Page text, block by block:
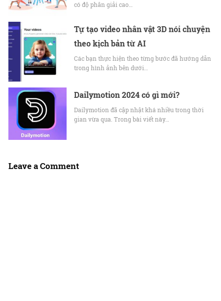
có độ phân giải cao…
Tự tạo video nhân vật 3D nói chuyện
theo kịch bản từ AI
Các bạn thực hiện theo từng bước đã hướng dẫn
trong hình ảnh bên dưới…
Dailymotion 2024 có gì mới?
Dailymotion đã cập nhật khá nhiều trong thời
gian vừa qua. Trong bài viết này…
Leave a Comment